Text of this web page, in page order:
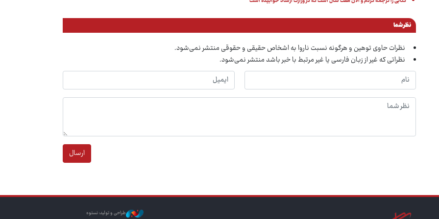
نظر شما
نظرات حاوی توهین و هرگونه نسبت ناروا به اشخاص حقیقی و حقوقی منتشر نمی‌شود.
نظراتی که غیر از زبان فارسی یا غیر مرتبط با خبر باشد منتشر نمی‌شود.
ارسال
طراحی و تولید: نستوه